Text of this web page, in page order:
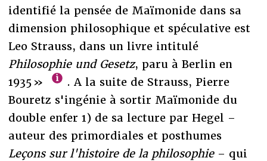
identifié la pensée de Maïmonide dans sa
dimension philosophique et spéculative est
Leo Strauss, dans un livre intitulé
Philosophie und Gesetz, paru à Berlin en
1935 »
. A la suite de Strauss, Pierre
Bouretz s'ingénie à sortir Maïmonide du
double enfer 1) de sa lecture par Hegel –
auteur des primordiales et posthumes
Leçons sur l'histoire de la philosophie – qui